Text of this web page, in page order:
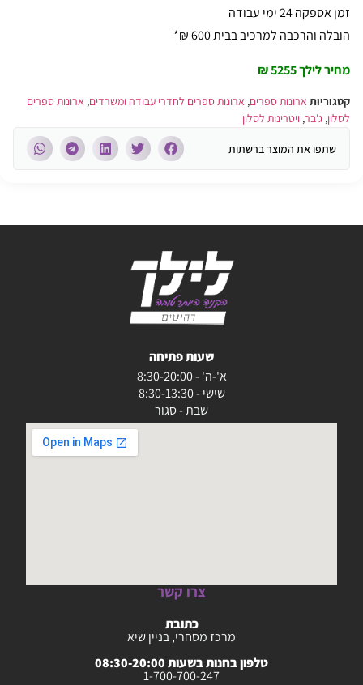
זמן אספקה 24 ימי עבודה
הובלה והרכבה למרכיב בבית 600 ₪*
מחיר לילך 5255 ₪
קטגוריות ארונות ספרים, ארונות ספרים לחדרי עבודה ומשרדים, ארונות ספרים
לסלון, ג'בר, ויטרינות לסלון
שתפו את המוצר ברשתות
שעות פתיחה
א'-ה' - 8:30-20:00
שישי - 8:30-13:30
שבת - סגור
צרו קשר
כתובת
מרכז מסחרי, בניין שיא
טלפון בחנות בשעות 08:30-20:00
1-700-700-247